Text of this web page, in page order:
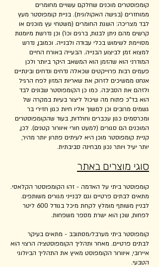
קומפוסטרים מוכנים שחלקם עשויים מחומרים
ממוחזרים (בגישה האקולוגית). בניית קומפוסטר מעץ
לבד מצריכה: השגת החומרים (משטחי עץ מוכנים או
קרשים מהם ניתן לבנות, ברגים וכו') וכן נדרשת מיומנות
מסויימת לשימוש בכלי עבודה ולבנייה. וכמובן, נדרש
למצוא זמן לביצוע הבנייה. הבעייה באורח החיים
המודרני הוא שהזמן הוא המשאב היקר ביותר ולכן
פעמים רבות פרוייקטים שכאלה נדחים ונדחים ובינתיים
אנחנו ממשיכים לזרוק את שאריות המזון לפח הרגיל
ולזהם את הסביבה. כמו כן הקומפוסטר שבונים לבד
הוא בד"כ פתוח מה שיכול ליצור בעיות במקרה של
גשמים מרובים וכן למשוך אליו חיות כגון חזירי בר
ומכרסמים כגון עכברים וחולדות, בעוד שהקומפוסטרים
המוכנים הם סגורים (למעט חורי איוורור קטנים). לכן,
קניית קומפוסטר מוכן היא לעיתים פתרון יותר מהיר,
יותר יעיל ויותר נכון מבחינה סביבתית.
סוגי מוצרים באתר
קומפוסטר ביתי על האדמה - זהו הקומפוסטר הקלאסי.
מתאים לבתים פרטיים וגם לבנייני מגורים משותפים.
לבניין משותף מומלץ לקחת מיכל בגודל 600 ליטר
לפחות, שכן הוא ישרת מספר משפחות.
קומפוסטר ביתי מערבל/מסתובב - מתאים בעיקר
לבתים פרטיים. מאחר ותהליך הקומפוסטציה הרצוי הוא
איירובי, איוורור הקומפוסט מאיץ את התהליך הביולוגי
הטבעי.